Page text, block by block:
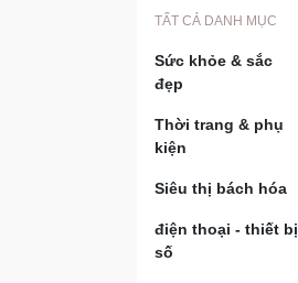
TẤT CẢ DANH MỤC
Sức khỏe & sắc
đẹp
Thời trang & phụ
kiện
Siêu thị bách hóa
điện thoại - thiết bị
số